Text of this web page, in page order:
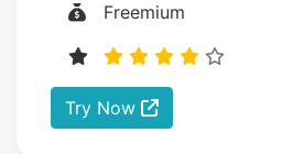
Freemium
Try Now